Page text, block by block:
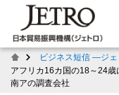
ビジネス短信 ―ジ
アフリカ16カ国の18～24歳
南アの調査会社